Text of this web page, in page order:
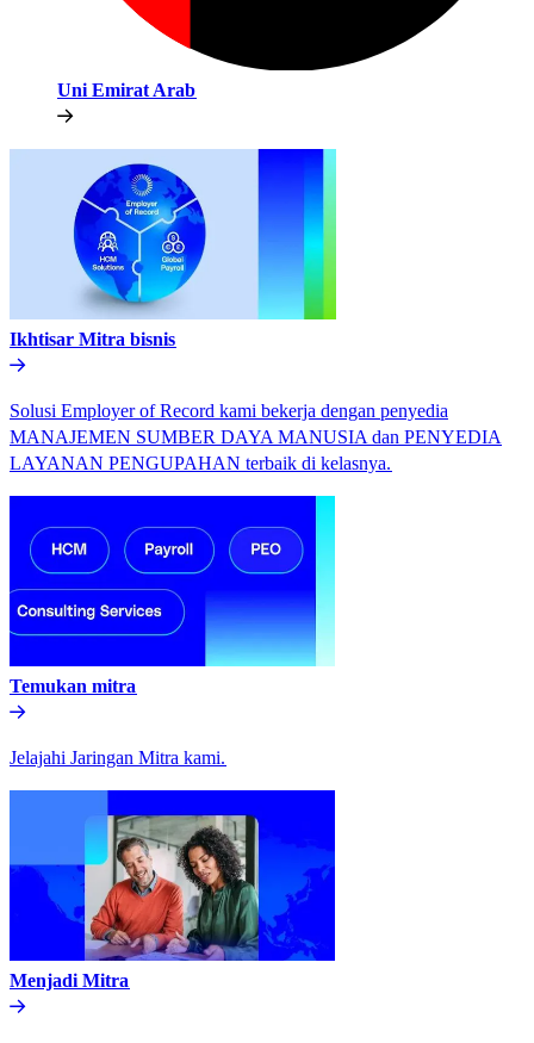
Uni Emirat Arab​​
Ikhtisar Mitra bisnis​​
Solusi Employer of Record kami bekerja dengan penyedia
MANAJEMEN SUMBER DAYA MANUSIA dan PENYEDIA
LAYANAN PENGUPAHAN terbaik di kelasnya.​​
Temukan mitra​​
Jelajahi Jaringan Mitra kami.​​
Menjadi Mitra​​